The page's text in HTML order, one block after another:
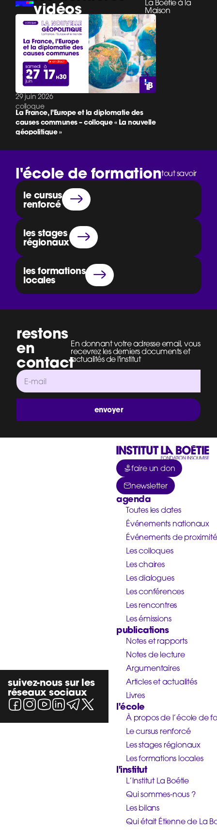
vidéos
La Boétie à la
Maison
29 juin 2026
colloque
La France, l’Europe et la diplomatie des
causes communes – colloque « La nouvelle
géopolitique »
l'école de formationtout savoir
le cursus
renforcé
les stages
régionaux
les formations
locales
restons
en
contact
En donnant votre adresse email, vous
recevrez les derniers documents et
actualités de l'institut
envoyer
suivez-nous sur les
réseaux sociaux
faire un don
newsletter
agenda
Toutes les dates
Événements nationaux
Événements de proximité
Les colloques
Les chaires
Les dialogues
Les conférences
Les rencontres
Les émissions
publications
Notes et rapports
Notes de lecture
Argumentaires
Articles et actualités
Livres
l'école
À propos de l’école de
Le cursus renforcé
Les stages régionaux
Les formations locales
l'institut
L’Institut La Boétie
Qui sommes-nous ?
Les bilans
Qui était Étienne de La